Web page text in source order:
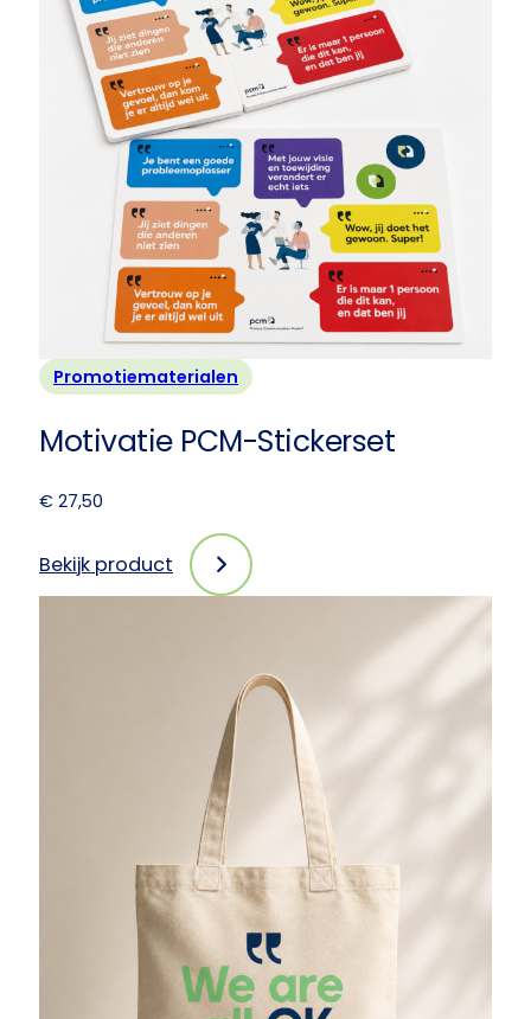
Promotiematerialen
Motivatie PCM-Stickerset
€ 27,50
Bekijk product
: